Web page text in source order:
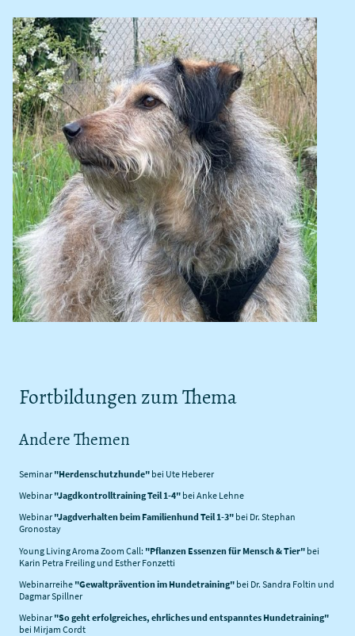
Fortbildungen zum Thema
Andere Themen
Seminar "Herdenschutzhunde" bei Ute Heberer
Webinar "Jagdkontrolltraining Teil 1-4" bei Anke Lehne
Webinar "Jagdverhalten beim Familienhund Teil 1-3" bei Dr. Stephan
Gronostay
Young Living Aroma Zoom Call: "Pflanzen Essenzen für Mensch & Tier" bei
Karin Petra Freiling und Esther Fonzetti
Webinarreihe "Gewaltprävention im Hundetraining" bei Dr. Sandra Foltin und
Dagmar Spillner
Webinar "So geht erfolgreiches, ehrliches und entspanntes Hundetraining"
bei Mirjam Cordt